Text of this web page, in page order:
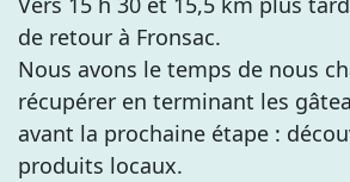
de retour à Fronsac.
Nous avons le temps de nous
récupérer en terminant les
avant la prochaine étape :
produits locaux.